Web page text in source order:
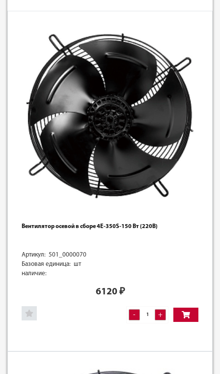
Вентилятор осевой в сборе 4E-350S-150 Вт (220В)
Артикул: 501_0000070
Базовая единица: шт
наличие:
6120₽
- +